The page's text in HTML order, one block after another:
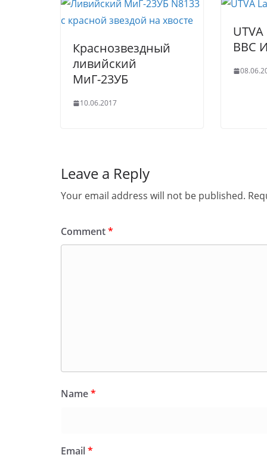
Краснозвездный
ливийский
МиГ-23УБ
10.06.2017
ВВС
Leave a Reply
Your email address will not be published.
Comment*
Name*
Email*